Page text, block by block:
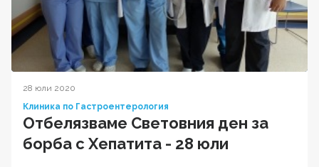
28 юли 2020
Клиника по Гастроентерология
Отбелязваме Световния ден за
борба с Хепатита - 28 юли